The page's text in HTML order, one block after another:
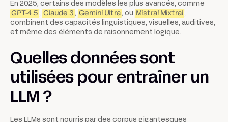
En 2025, certains des modèles les plus avancés, comme
GPT-4.5 , Claude 3 , Gemini Ultra, ou Mistral Mixtral,
combinent des capacités linguistiques, visuelles, auditives,
et même des éléments de raisonnement logique.
Quelles données sont
utilisées pour entraîner un
LLM ?
Les LLMs sont nourris par des corpus gigantesques